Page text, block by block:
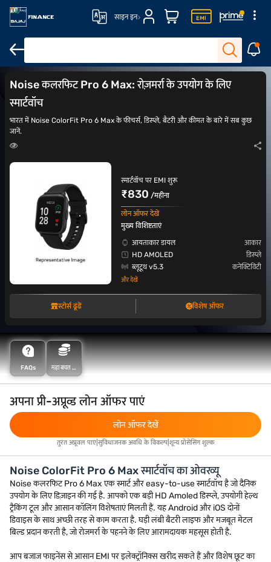
साइन इन
स्पोर्ट्स घड़ियां 4G SIM और Wi-fi कनेक्टिविटी के साथ स्मार्टवॉच महिलाओं की
Noise कलरफिट Pro 6 Max: रोज़मर्रा के उपयोग के लिए
स्मार्टवॉच
भारत में Noise ColorFit Pro 6 Max के फीचर्स, डिस्प्ले, बैटरी और कीमत के बारे में सब कुछ
जानें.
स्मार्टवॉच पर EMI शुरू
₹830 /महीना
लोन ऑफर देखें
मुख्य विशिष्टताएं
आयताकार डायल
आकार
HD AMOLED
डिस्प्ले
ब्लूटूथ v5.3
कनेक्टिविटी
और देखें
स्टोर्स ढूंढें विशेष ऑफर
FAQs
महा बचत के
साथ अधिक
अपना प्री-अप्रूव्ड लोन ऑफर पाएं
लोन ऑफर देखें
तुरंत अप्रूवल पाएं|सुविधाजनक अवधि के विकल्प|शून्य प्रोसेसिंग शुल्क
Noise ColorFit Pro 6 Max स्मार्टवॉच का ओवरव्यू
Noise कलरफिट Pro 6 Max एक स्मार्ट और easy-to-use स्मार्टवॉच है जो दैनिक
उपयोग के लिए डिज़ाइन की गई है. आपको एक बड़ी HD Amoled डिस्प्ले, उपयोगी हेल्थ
ट्रैकिंग टूल और आसान कॉलिंग विशेषताएं मिलती हैं. यह Android और iOS दोनों
डिवाइस के साथ अच्छी तरह से काम करता है. घड़ी लंबी बैटरी लाइफ और मजबूत मेटल
बिल्ड प्रदान करती है, जो रोजमर्रा के पहनने के लिए आरामदायक महसूस होती है.
आप बजाज फाइनेंस से आसान EMI पर इलेक्ट्रॉनिक्स खरीद सकते हैं और विशेष छूट का